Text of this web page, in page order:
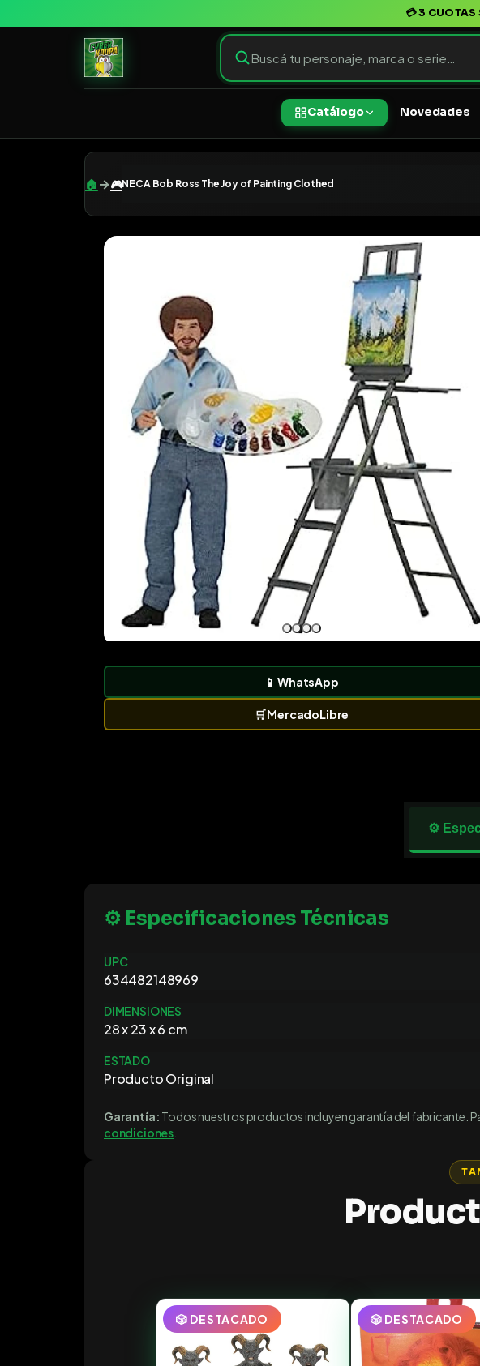
💳3 CUOTAS
Catálogo Novedades
🏠 →🎮NECA Bob Ross The Joy of Painting Clothed
📱WhatsApp
🛒MercadoLibre
⚙️
⚙️ Especificaciones Técnicas
UPC
634482148969
DIMENSIONES
28 x 23 x 6 cm
ESTADO
Producto Original
Garantía: Todos nuestros productos incluyen garantía del fabricante.
condiciones
🎲 DESTACADO 🎲 DESTACADO